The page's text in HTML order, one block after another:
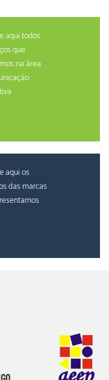
aqui todos
que
na àrea
aqui os
das marcas